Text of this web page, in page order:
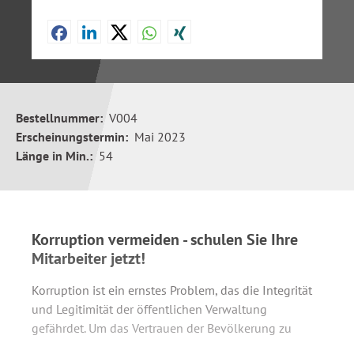
Bestellnummer: V004
Erscheinungstermin: Mai 2023
Länge in Min.: 54
Korruption vermeiden - schulen Sie Ihre
Mitarbeiter jetzt!
Korruption ist ein ernstes Problem, das die Integrität
und Legitimität der öffentlichen Verwaltung
gefährdet. Um das Vertrauen der Bevölkerung zu